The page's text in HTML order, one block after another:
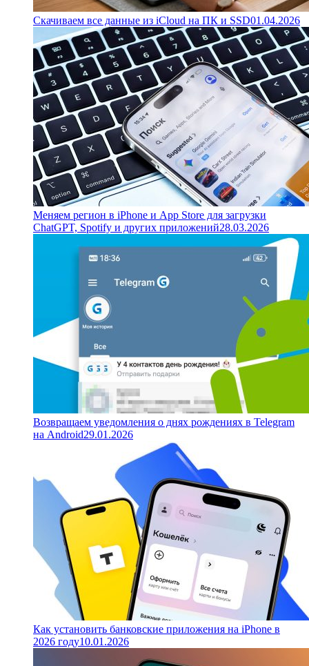
Скачиваем все данные из iCloud на ПК и SSD01.04.2026
Меняем регион в iPhone и App Store для загрузки
ChatGPT, Spotify и других приложений28.03.2026
Возвращаем уведомления о днях рождениях в Telegram
на Android29.01.2026
Как установить банковские приложения на iPhone в
2026 году10.01.2026